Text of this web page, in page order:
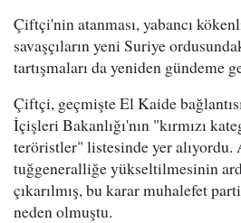
Çiftçi'nin atanması, yabancı
savaşçıların yeni Suriye
tartışmaları da yeniden gündeme
Çiftçi, geçmişte El Kaide
İçişleri Bakanlığı'nın "kırmızı
teröristler" listesinde yer alıyordu.
tuğgeneralliğe yükseltilmesinin
çıkarılmış, bu karar muhalefet
neden olmuştu.